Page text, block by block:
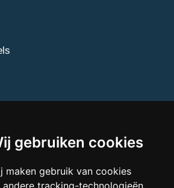
gebruiken cookies
maken gebruik van cookies
andere tracking-technologieën